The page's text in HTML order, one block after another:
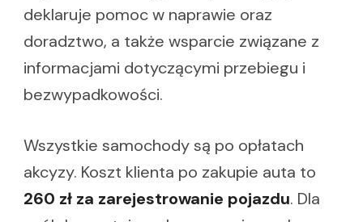
deklaruje pomoc w naprawie oraz
doradztwo, a także wsparcie związane z
informacjami dotyczącymi przebiegu i
bezwypadkowości.
Wszystkie samochody są po opłatach
akcyzy. Koszt klienta po zakupie auta to
260 zł za zarejestrowanie pojazdu. Dla